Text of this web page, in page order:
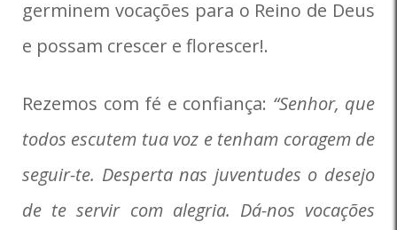
germinem vocações para o Reino de Deus
e possam crescer e florescer!.
Rezemos com fé e confiança: “Senhor, que
todos escutem tua voz e tenham coragem de
seguir-te. Desperta nas juventudes o desejo
de te servir com alegria. Dá-nos vocações